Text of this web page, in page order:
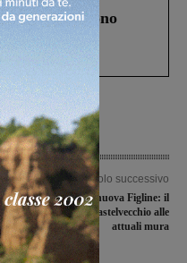
in cui morirono
schianto, il
fra tir....
Articolo successivo
Dalla vecchia alla nuova Figline: il
della pietra da Castelvecchio alle
attuali mura